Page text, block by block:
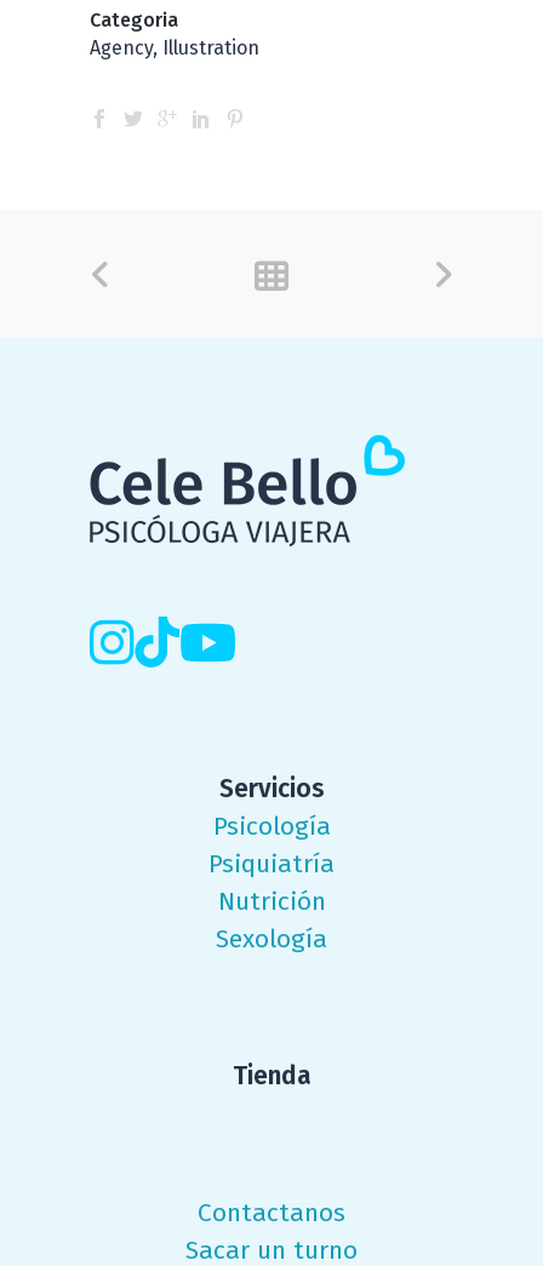
Categoria
Agency, Illustration
Servicios
Psicología
Psiquiatría
Nutrición
Sexología
Tienda
Contactanos
Sacar un turno